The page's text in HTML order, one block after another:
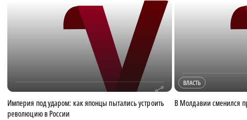
r
Империя под ударом: как японцы пытались устроить
революцию в России
ВЛАСТЬ
В Молдавии сменился